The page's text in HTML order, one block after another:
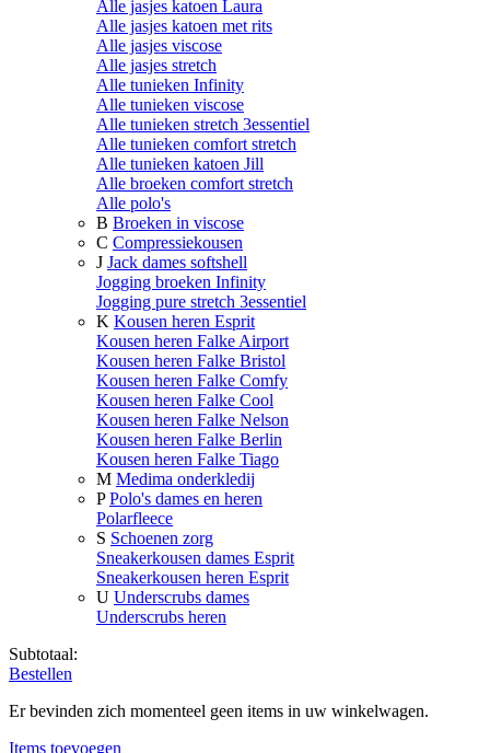
Alle jasjes katoen Laura
Alle jasjes katoen met rits
Alle jasjes viscose
Alle jasjes stretch
Alle tunieken Infinity
Alle tunieken viscose
Alle tunieken stretch 3essentiel
Alle tunieken comfort stretch
Alle tunieken katoen Jill
Alle broeken comfort stretch
Alle polo's
B Broeken in viscose
C Compressiekousen
J Jack dames softshell
Jogging broeken Infinity
Jogging pure stretch 3essentiel
K Kousen heren Esprit
Kousen heren Falke Airport
Kousen heren Falke Bristol
Kousen heren Falke Comfy
Kousen heren Falke Cool
Kousen heren Falke Nelson
Kousen heren Falke Berlin
Kousen heren Falke Tiago
M Medima onderkledij
P Polo's dames en heren
Polarfleece
S Schoenen zorg
Sneakerkousen dames Esprit
Sneakerkousen heren Esprit
U Underscrubs dames
Underscrubs heren
Subtotaal:
Bestellen
Er bevinden zich momenteel geen items in uw winkelwagen.
Items toevoegen